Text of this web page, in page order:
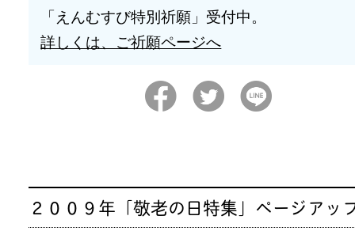
「えんむすび特別祈願」受付中。
詳しくは、ご祈願ページへ
２００９年「敬老の日特集」ページアッ